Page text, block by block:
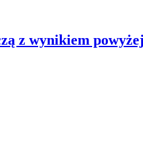
z wynikiem